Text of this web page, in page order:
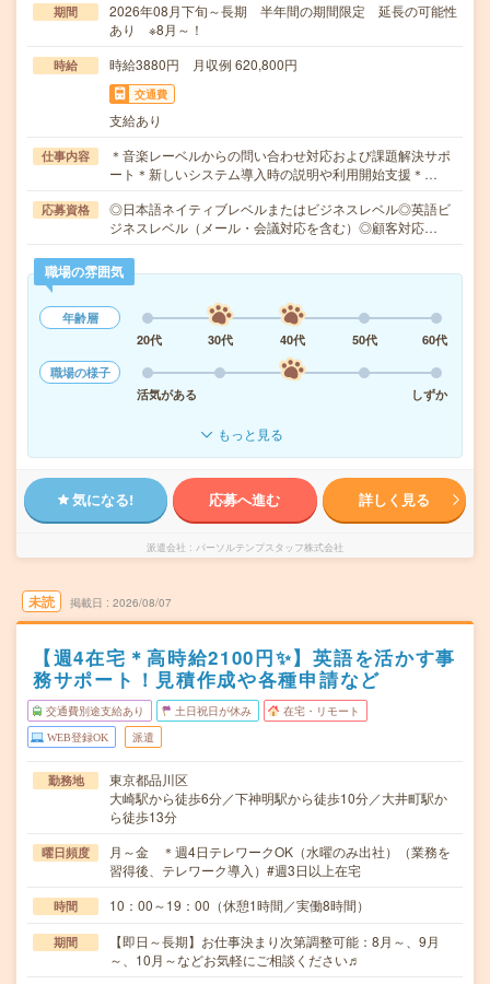
期間
2026年08月下旬～長期 半年間の期間限定 延長の可能性
あり ※8月～！
時給 時給3880円 月収例 620,800円
交通費
支給あり
仕事内容
＊音楽レーベルからの問い合わせ対応および課題解決サポ
ート＊新しいシステム導入時の説明や利用開始支援＊…
応募資格
◎日本語ネイティブレベルまたはビジネスレベル◎英語ビ
ジネスレベル（メール・会議対応を含む）◎顧客対応…
職場の雰囲気
年齢層
20代
30代 40代 50代
60代
職場の様子
活気がある
しずか
もっと見る
気になる! 応募へ進む 詳しく見る
派遣会社 パーソルテンプスタッフ株式会社
未読 掲載日 2026/08/07
【週4在宅＊高時給2100円✨】英語を活かす事
務サポート！見積作成や各種申請など
交通費別途支給あり 土日祝日が休み 在宅・リモート
WEB登録OK 派遣
勤務地
東京都品川区
大崎駅から徒歩6分／下神明駅から徒歩10分／大井町駅か
ら徒歩13分
曜日頻度
月～金 ＊週4日テレワークOK（水曜のみ出社）（業務を
習得後、テレワーク導入）#週3日以上在宅
時間 10：00～19：00（休憩1時間／実働8時間）
期間
【即日～長期】お仕事決まり次第調整可能：8月～、9月
～、10月～などお気軽にご相談ください♬